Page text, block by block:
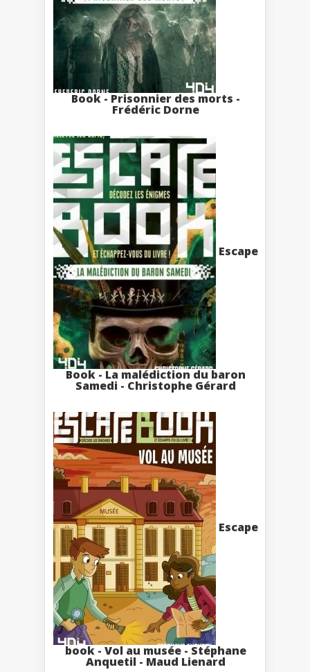
Book - Prisonnier des morts -
Frédéric Dorne
Escape
Book - La malédiction du baron
Samedi - Christophe Gérard
Escape
book - Vol au musée - Stéphane
Anquetil - Maud Lienard